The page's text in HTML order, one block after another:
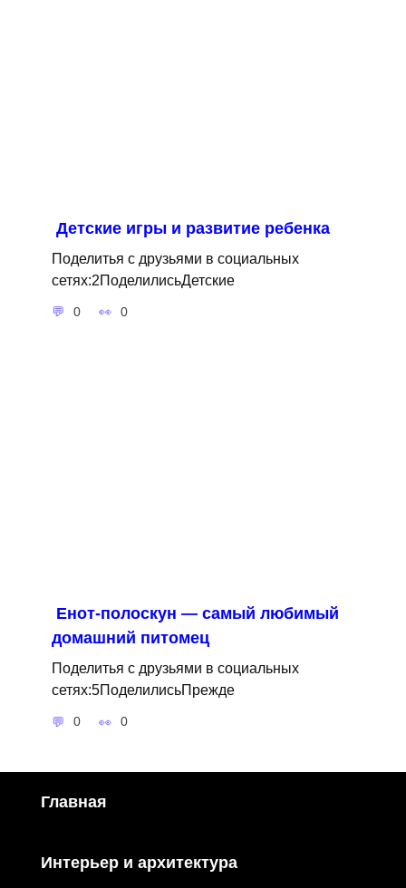
Детские игры и развитие ребенка
Поделитья с друзьями в социальных
сетях:2ПоделилисьДетские
0 0
Енот-полоскун — самый любимый
домашний питомец
Поделитья с друзьями в социальных
сетях:5ПоделилисьПрежде
0 0
Главная
Интерьер и архитектура